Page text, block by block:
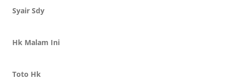
Syair Sdy
Hk Malam Ini
Toto Hk